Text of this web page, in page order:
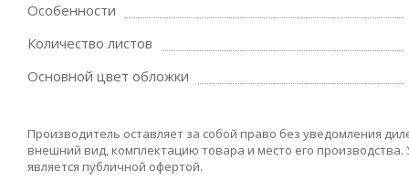
Особенности
Количество листов
Основной цвет обложки
Производитель оставляет за собой право без уведомления
внешний вид, комплектацию товара и место его
является публичной офертой.